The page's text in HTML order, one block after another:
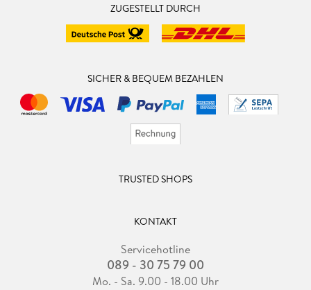
ZUGESTELLT DURCH
SICHER & BEQUEM BEZAHLEN
TRUSTED SHOPS
KONTAKT
Servicehotline
089 - 30 75 79 00
Mo. - Sa. 9.00 - 18.00 Uhr